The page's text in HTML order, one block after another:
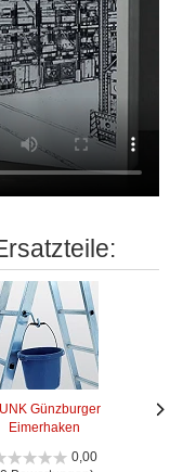
Günzburger
Eimerhaken
0,00